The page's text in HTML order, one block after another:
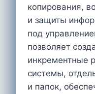
копирования,
и защиты
под
позволяет
инкрементные
системы,
и папок,